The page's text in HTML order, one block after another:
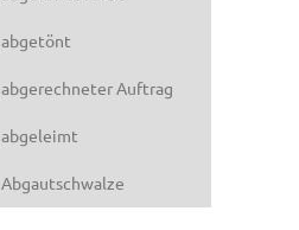
abgetönt
abgerechneter Auftrag
abgeleimt
Abgautschwalze